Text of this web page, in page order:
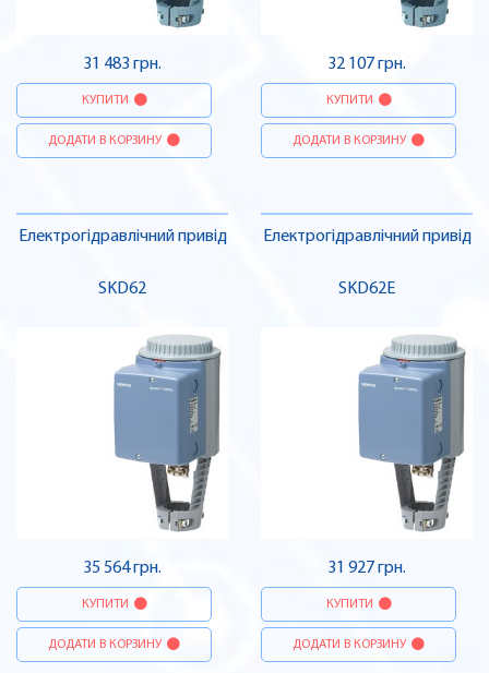
31 483 грн.
КУПИТИ
ДОДАТИ В КОРЗИНУ
32 107 грн.
КУПИТИ
ДОДАТИ В КОРЗИНУ
Електрогідравлічний привід
SKD62
35 564 грн.
КУПИТИ
ДОДАТИ В КОРЗИНУ
Електрогідравлічний привід
SKD62E
31 927 грн.
КУПИТИ
ДОДАТИ В КОРЗИНУ